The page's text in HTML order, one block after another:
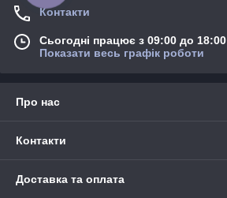
Контакти
Сьогодні працює з 09:00 до 18:00
Показати весь графік роботи
Про нас
Контакти
Доставка та оплата